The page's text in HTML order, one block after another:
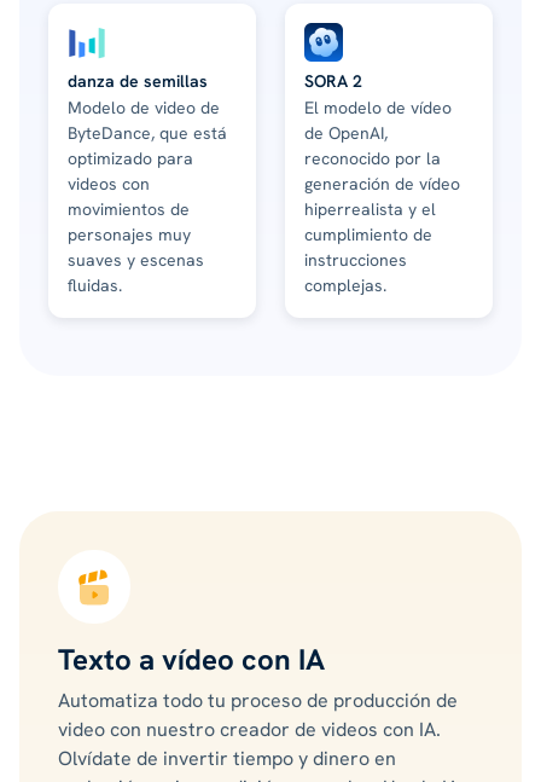
danza de semillas
Modelo de video de
ByteDance, que está
optimizado para
videos con
movimientos de
personajes muy
suaves y escenas
fluidas.
SORA 2
El modelo de vídeo
de OpenAI,
reconocido por la
generación de vídeo
hiperrealista y el
cumplimiento de
instrucciones
complejas.
Texto a vídeo con IA
Automatiza todo tu proceso de producción de
video con nuestro creador de videos con IA.
Olvídate de invertir tiempo y dinero en